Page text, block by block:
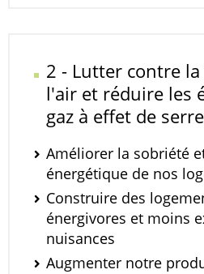
2 - Lutter contre
l'air et réduire les
gaz à effet de serre
Améliorer la sobriété
énergétique de nos
Construire des
énergivores et moins
nuisances
Augmenter notre